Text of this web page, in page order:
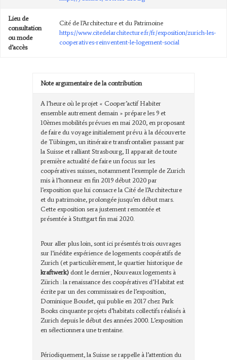
Lieu de
consultation
ou mode
d’accès
Cité de l’Architecture et du Patrimoine
https://www.citedelarchitecture.fr/fr/exposition/zurich-les-
cooperatives-reinventent-le-logement-social
Note argumentaire de la contribution
A l’heure où le projet « Cooper’actif Habiter
ensemble autrement demain » prépare les 9 et
10èmes mobilités prévues en mai 2020, en proposant
de faire du voyage initialement prévu à la découverte
de Tübingen, un itinéraire transfrontalier passant par
la Suisse et ralliant Strasbourg, Il apparait de toute
première actualité de faire un focus sur les
coopératives suisses, notamment l’exemple de Zurich
mis à l’honneur en fin 2019 début 2020 par
l’exposition que lui consacre la Cité de l’Architecture
et du patrimoine, prolongée jusqu’en début mars.
Cette exposition sera justement remontée et
présentée à Stuttgart fin mai 2020.
Pour aller plus loin, sont ici présentés trois ouvrages
sur l’inédite expérience de logements coopératifs de
Zurich (et particulièrement, le quartier historique de
kraftwerk) dont le dernier, Nouveaux logements à
Zürich : la renaissance des coopératives d’Habitat est
écrite par un des commissaires de l’exposition,
Dominique Boudet, qui publie en 2017 chez Park
Books cinquante projets d’habitats collectifs réalisés à
Zurich depuis le début des années 2000. L’exposition
en sélectionnera une trentaine.
Périodiquement, la Suisse se rappelle à l’attention du